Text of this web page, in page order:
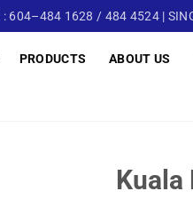
: 604–484 1628 / 484 4524 |
PRODUCTS ABOUT US
Kuala